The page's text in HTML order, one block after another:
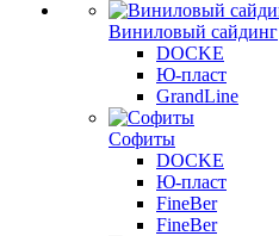
Виниловый сайдинг
DOCKE
Ю-пласт
GrandLine
Софиты
DOCKE
Ю-пласт
FineBer
FineBer